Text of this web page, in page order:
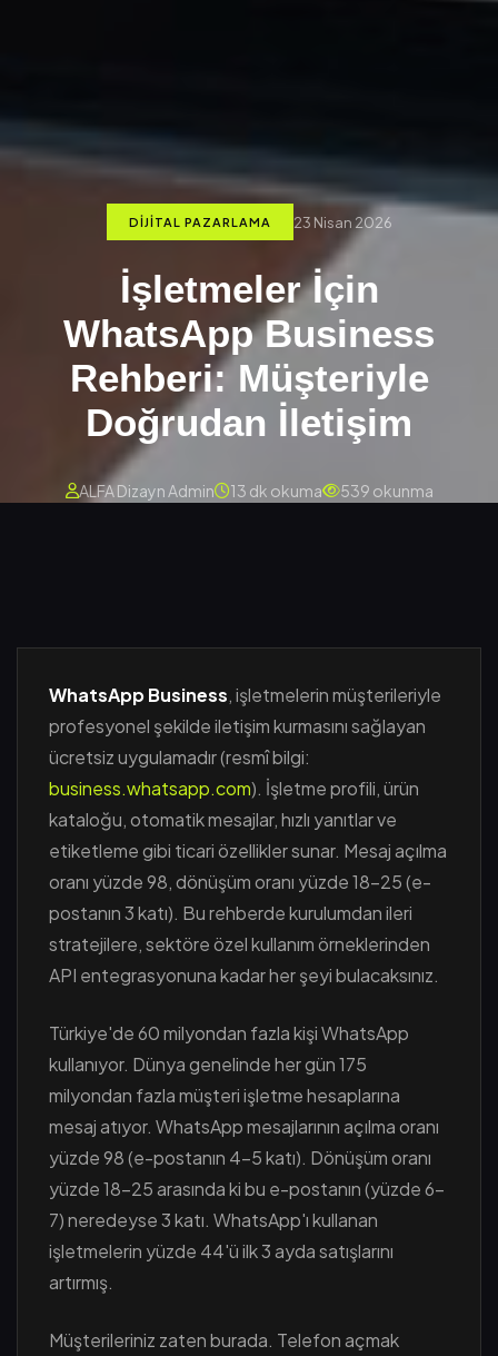
DIJITAL PAZARLAMA 23 Nisan 2026
İşletmeler İçin
WhatsApp Business
Rehberi: Müşteriyle
Doğrudan İletişim
ALFA Dizayn Admin 13 dk okuma 539 okunma
WhatsApp Business, işletmelerin müşterileriyle
profesyonel şekilde iletişim kurmasını sağlayan
ücretsiz uygulamadır (resmî bilgi:
business.whatsapp.com). İşletme profili, ürün
kataloğu, otomatik mesajlar, hızlı yanıtlar ve
etiketleme gibi ticari özellikler sunar. Mesaj açılma
oranı yüzde 98, dönüşüm oranı yüzde 18-25 (e-
postanın 3 katı). Bu rehberde kurulumdan ileri
stratejilere, sektöre özel kullanım örneklerinden
API entegrasyonuna kadar her şeyi bulacaksınız.
Türkiye'de 60 milyondan fazla kişi WhatsApp
kullanıyor. Dünya genelinde her gün 175
milyondan fazla müşteri işletme hesaplarına
mesaj atıyor. WhatsApp mesajlarının açılma oranı
yüzde 98 (e-postanın 4-5 katı). Dönüşüm oranı
yüzde 18-25 arasında ki bu e-postanın (yüzde 6-
7) neredeyse 3 katı. WhatsApp'ı kullanan
işletmelerin yüzde 44'ü ilk 3 ayda satışlarını
artırmış.
Müşterileriniz zaten burada. Telefon açmak